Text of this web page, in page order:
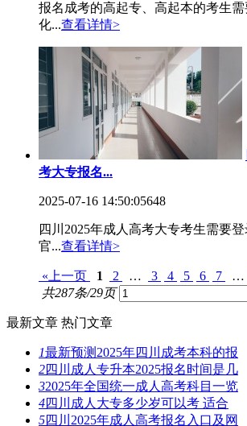
报名成考的高起专、高起本的考生
化...查看详情>
考大专报名...
2025-07-16 14:50:05648
四川2025年成人高考大专考生需要
官...查看详情>
«上一页 1 2 … 3 4 5 6 7 …
共287条/29页
最新文章 热门文章
1最新预测2025年四川成考本科的报
2四川成人专升本2025报名时间是几
32025年全国统一成人高考科目一览
4四川成人大专多少岁可以考 适合
5四川2025年成人高考报名入口及网